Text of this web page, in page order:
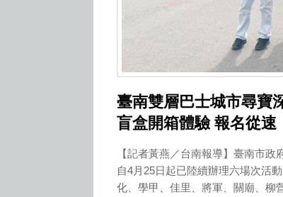
臺南雙層巴士城市尋寶
盲盒開箱體驗 報名從速
【記者黃燕／台南報導】臺南市
自4月25日起已陸續辦理六場次活
化、學甲、佳里、將軍、關廟、柳